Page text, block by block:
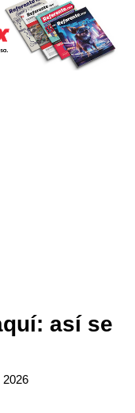
así se
2026